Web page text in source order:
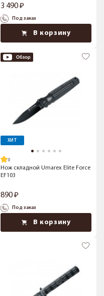
3 490
Под заказ
В корзину
ХИТ
Нож складной Umarex Elite Force
EF103
890
Под заказ
В корзину